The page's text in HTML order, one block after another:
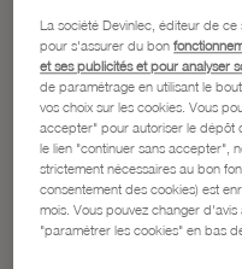
La société Devinlec, éditeur de
pour s'assurer du bon
et ses publicités et pour analyser
de paramétrage en utilisant le
vos choix sur les cookies. Vous
accepter" pour autoriser le dépôt
le lien "continuer sans accepter",
strictement nécessaires au bon
consentement des cookies) est
mois. Vous pouvez changer
"paramétrer les cookies" en bas